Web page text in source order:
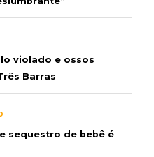
violado e ossos
Barras
sequestro de bebê é